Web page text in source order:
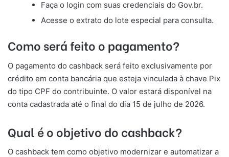
Faça o login com suas credenciais do Gov.br.
Acesse o extrato do lote especial para consulta.
Como será feito o pagamento?
O pagamento do cashback será feito exclusivamente por
crédito em conta bancária que esteja vinculada à chave Pix
do tipo CPF do contribuinte. O valor estará disponível na
conta cadastrada até o final do dia 15 de julho de 2026.
Qual é o objetivo do cashback?
O cashback tem como objetivo modernizar e automatizar a